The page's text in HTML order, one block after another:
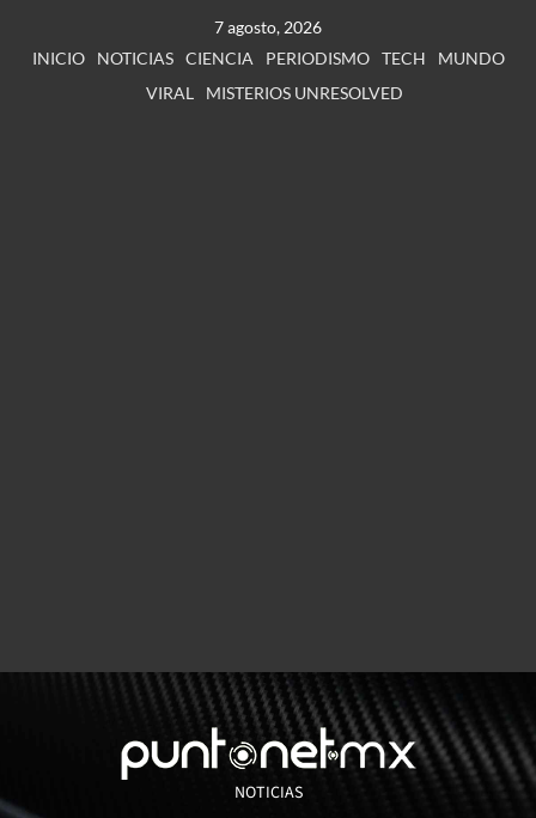
7 agosto, 2026
INICIO
NOTICIAS CIENCIA PERIODISMO TECH
MUNDO
VIRAL
MISTERIOS UNRESOLVED
NOTICIAS